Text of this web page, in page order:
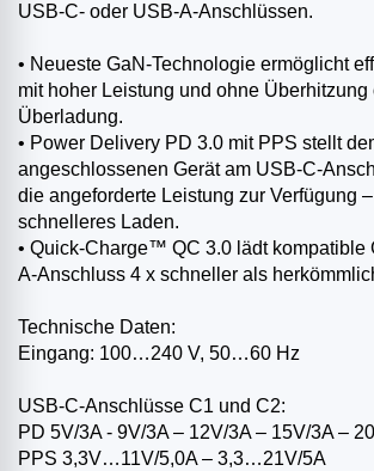
USB-C- oder USB-A-Anschlüssen.
• Neueste GaN-Technologie ermöglicht
mit hoher Leistung und ohne Überhitzung
Überladung.
• Power Delivery PD 3.0 mit PPS stellt
angeschlossenen Gerät am USB-C-
die angeforderte Leistung zur Verfügung
schnelleres Laden.
• Quick-Charge™ QC 3.0 lädt kompatible
A-Anschluss 4 x schneller als
Technische Daten:
Eingang: 100…240 V, 50…60 Hz
USB-C-Anschlüsse C1 und C2:
PD 5V/3A - 9V/3A – 12V/3A – 15V/3A –
PPS 3,3V…11V/5,0A – 3,3…21V/5A